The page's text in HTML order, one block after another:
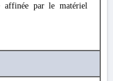
affinée par le matériel